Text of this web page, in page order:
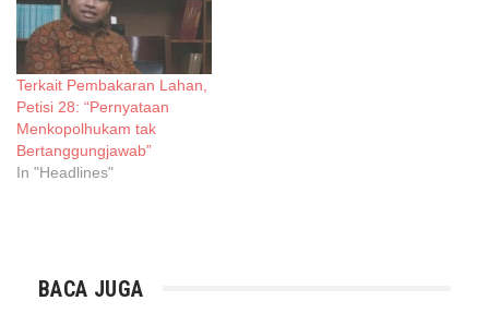
Terkait Pembakaran Lahan,
Petisi 28: “Pernyataan
Menkopolhukam tak
Bertanggungjawab”
In "Headlines"
BACA JUGA